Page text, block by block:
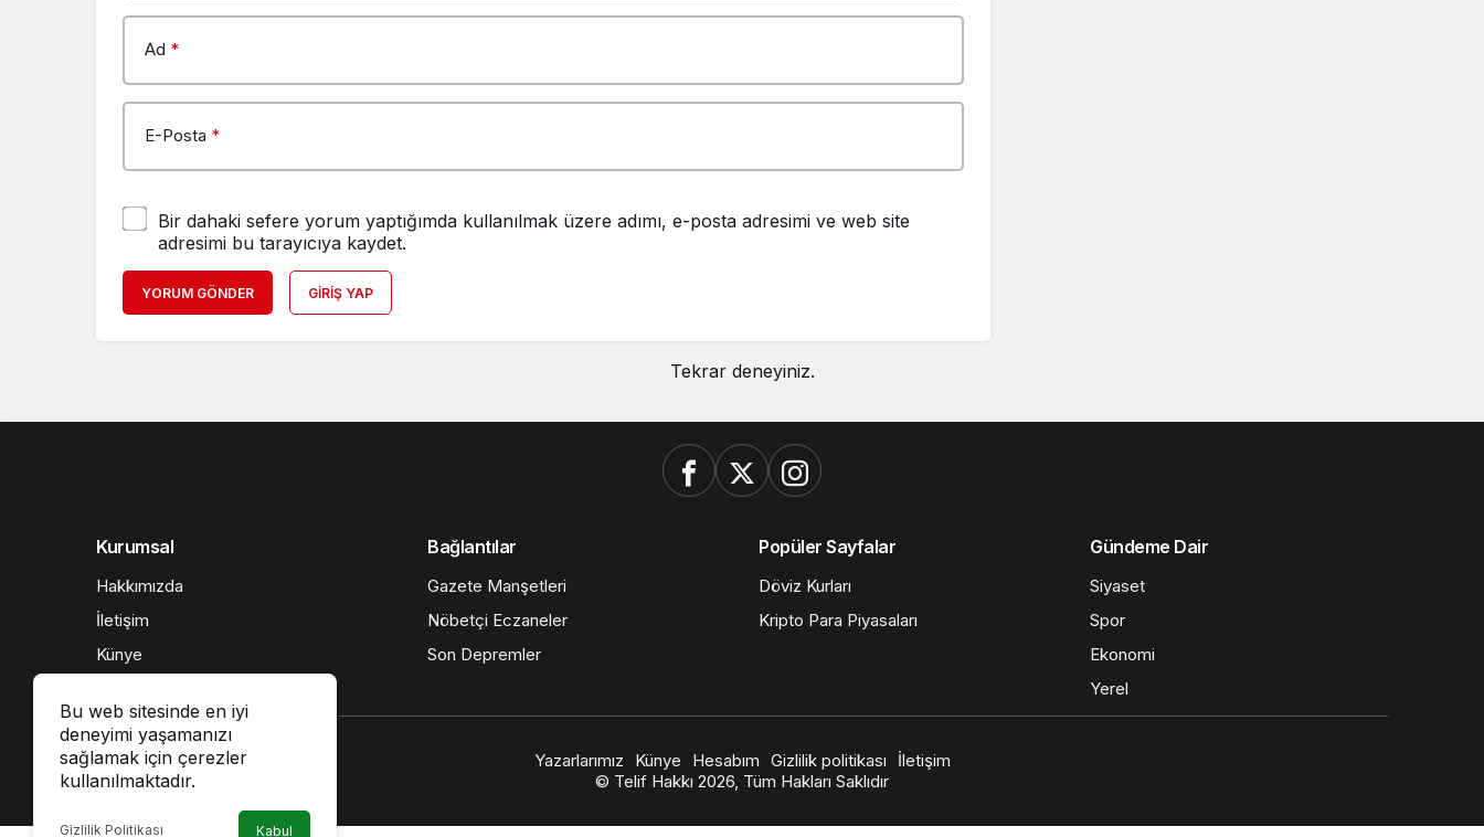
Ad *
E-Posta *
Bir dahaki sefere yorum yaptığımda kullanılmak üzere adımı, e-posta adresimi ve web site
adresimi bu tarayıcıya kaydet.
YORUM GÖNDER GIRIŞ YAP
Tekrar deneyiniz.
Bu web sitesinde en iyi
deneyimi yaşamanızı
sağlamak için çerezler
kullanılmaktadır.
Gizlilik Politikası Kabul
Kurumsal
Hakkımızda
İletişim
Künye
Bağlantılar
Gazete Manşetleri
Nöbetçi Eczaneler
Son Depremler
Popüler Sayfalar
Döviz Kurları
Kripto Para Piyasaları
Gündeme Dair
Siyaset
Spor
Ekonomi
Yerel
Yazarlarımız Künye Hesabım Gizlilik politikası
İletişim
© Telif Hakkı 2026, Tüm Hakları Saklıdır